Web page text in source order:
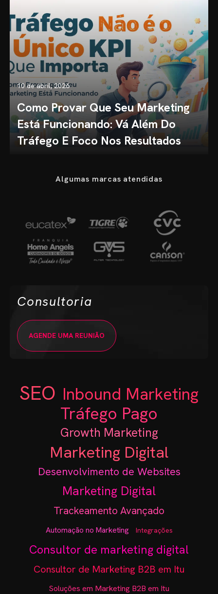
10 de abril, 2026
Como Provar Que Seu Marketing
Está Funcionando: Vá Além Do
Tráfego E Foco Nos Resultados
Algumas marcas atendidas
Consultoria
AGENDE UMA REUNIÃO
SEO Inbound Marketing
Tráfego Pago
Growth Marketing
Marketing Digital
Desenvolvimento de Websites
Marketing Digital
Trackeamento Avançado
Automação no Marketing Integrações
Consultor de marketing digital
Consultor de Marketing B2B em Itu
Soluções em Marketing B2B em Itu